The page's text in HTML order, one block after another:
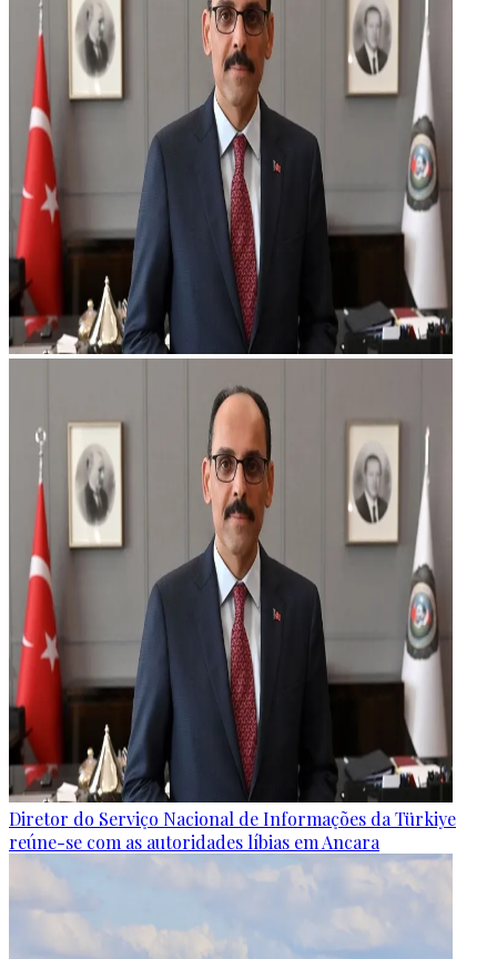
Diretor do Serviço Nacional de Informações da Türkiye
reúne-se com as autoridades líbias em Ancara